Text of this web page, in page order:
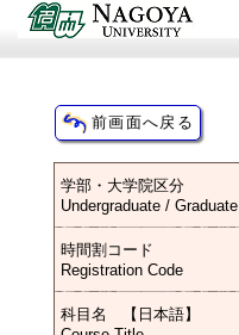
学部・大学院区分
Undergraduate / Graduate
時間割コード
Registration Code
科目名 【日本語】